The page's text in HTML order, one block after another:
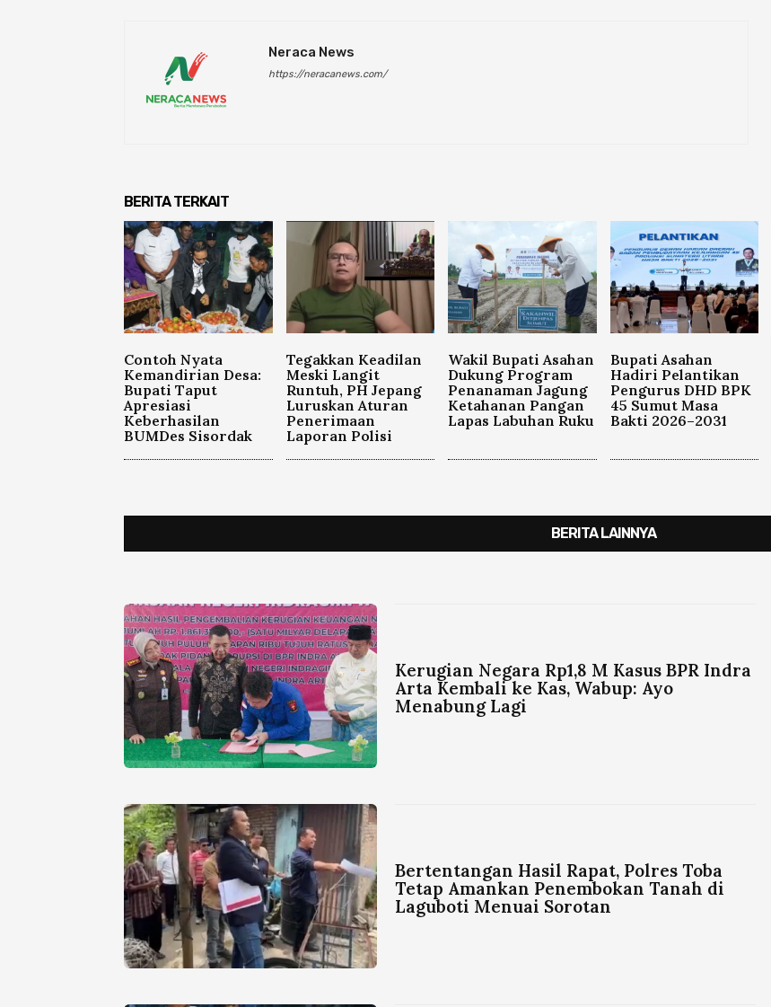
Neraca News
https://neracanews.com/
BERITA TERKAIT
Contoh Nyata
Kemandirian Desa:
Bupati Taput
Apresiasi
Keberhasilan
BUMDes Sisordak
Tegakkan Keadilan
Meski Langit
Runtuh, PH Jepang
Luruskan Aturan
Penerimaan
Laporan Polisi
Wakil Bupati Asahan
Dukung Program
Penanaman Jagung
Ketahanan Pangan
Lapas Labuhan Ruku
Bupati Asahan
Hadiri Pelantikan
Pengurus DHD BPK
45 Sumut Masa
Bakti 2026–2031
BERITA LAINNYA
Kerugian Negara Rp1,8 M Kasus BPR Indra
Arta Kembali ke Kas, Wabup: Ayo
Menabung Lagi
Bertentangan Hasil Rapat, Polres Toba
Tetap Amankan Penembokan Tanah di
Laguboti Menuai Sorotan